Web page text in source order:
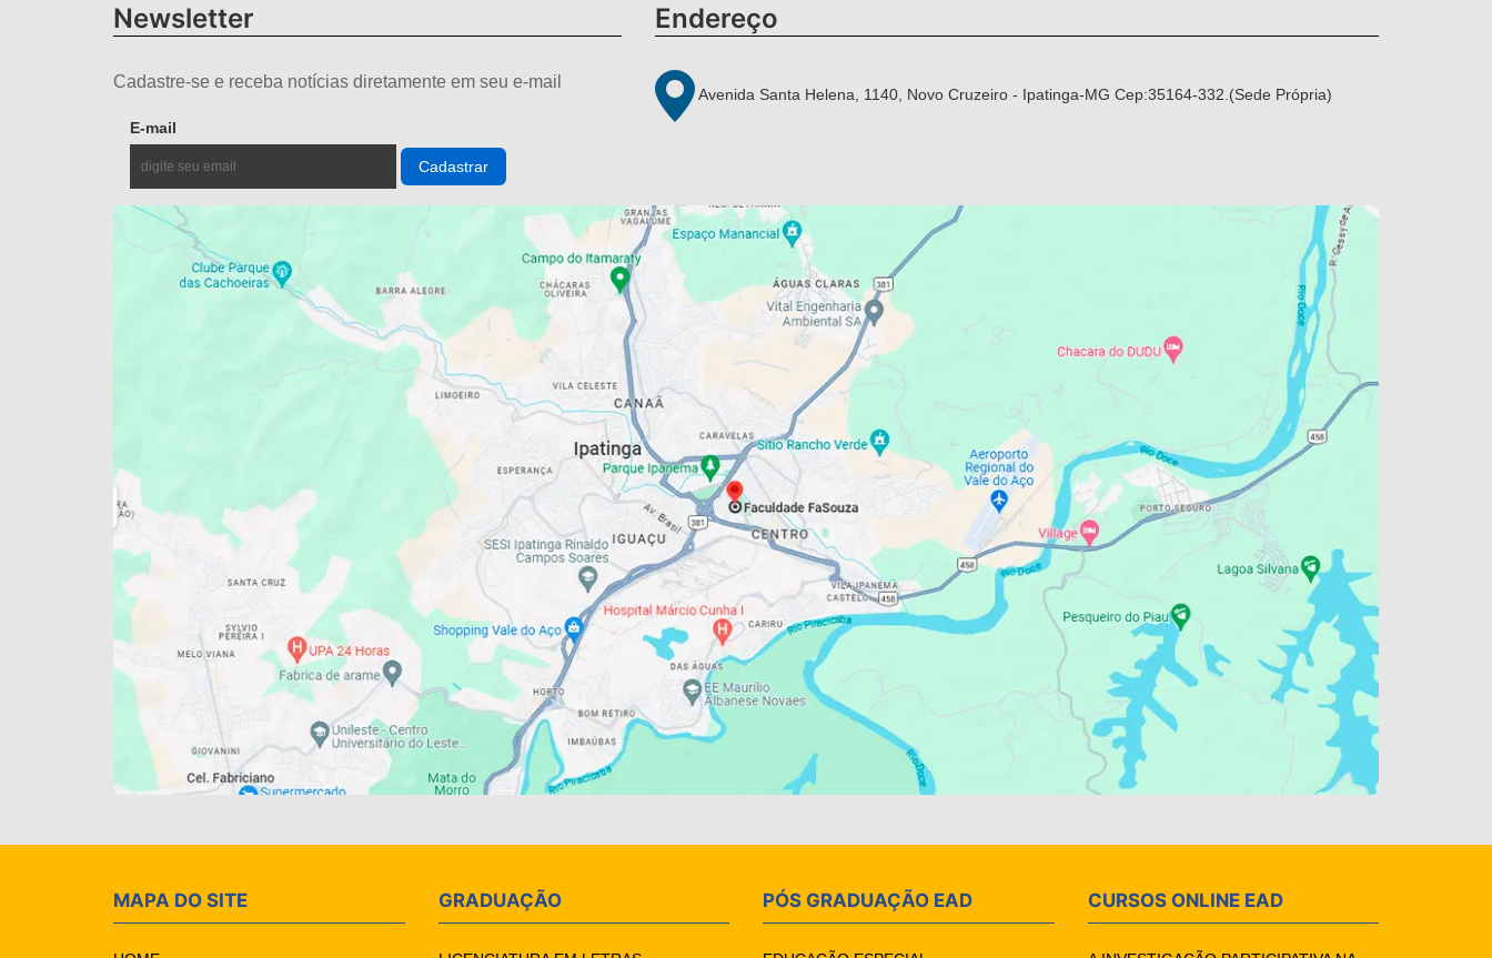
Newsletter
Cadastre-se e receba notícias diretamente em seu e-mail
E-mail
Endereço
Avenida Santa Helena, 1140, Novo Cruzeiro - Ipatinga-MG Cep:35164-332.(Sede Própria)
MAPA DO SITE GRADUAÇÃO PÓS GRADUAÇÃO EAD CURSOS ONLINE EAD